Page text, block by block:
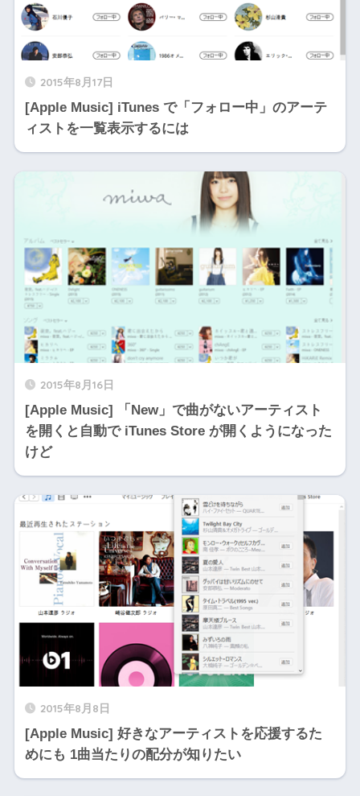
2015年8月17日
[Apple Music] iTunes で「フォロー中」のアーテ
ィストを一覧表示するには
2015年8月16日
[Apple Music] 「New」で曲がないアーティスト
を開くと自動で iTunes Store が開くようになった
けど
2015年8月8日
[Apple Music] 好きなアーティストを応援するた
めにも 1曲当たりの配分が知りたい